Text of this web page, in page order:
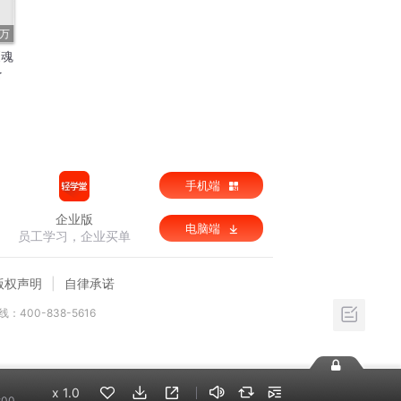
x 1.0
企业版
员工学习，企业买单
手机端
电脑端
权声明 自律承诺
：400-838-5616